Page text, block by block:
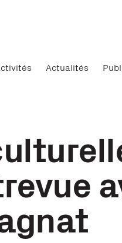
Actualités